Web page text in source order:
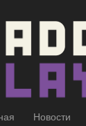
Новости